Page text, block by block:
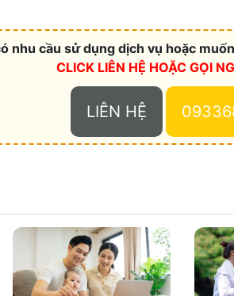
nhu cầu sử dụng dịch vụ hoặc
CLICK LIÊN HỆ HOẶC GỌI
LIÊN HỆ